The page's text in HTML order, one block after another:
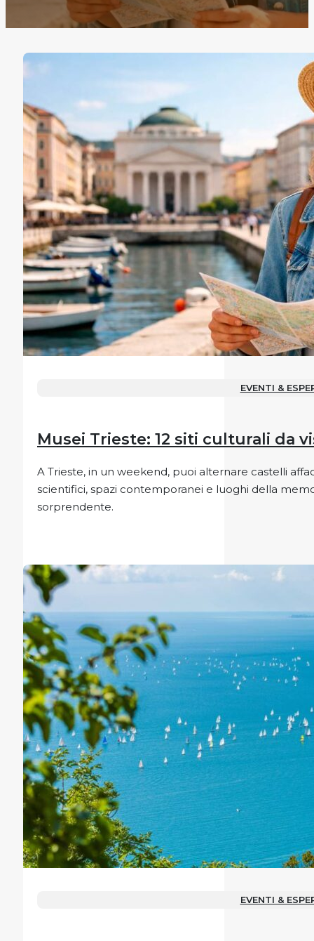
EVENTI &
Musei Trieste: 12 siti culturali da
A Trieste, in un weekend, puoi alternare castelli
scientifici, spazi contemporanei e luoghi della
sorprendente.
EVENTI &